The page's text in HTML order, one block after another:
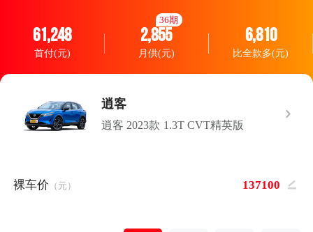
61,248
首付(元)
2,855
月供(元)
36期
6,810
比全款多(元)
逍客
逍客 2023款 1.3T CVT精英版
裸车价 （元）